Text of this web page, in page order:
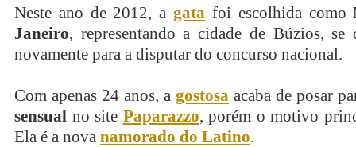
Neste ano de 2012, agata foi escolhida como
Janeiro, representando a cidade de Búzios, se
novamente para a disputar do concurso nacional.
Com apenas 24 anos, a gostosa acaba de posar
sensual no site Paparazzo, porém o motivo
Ela é a nova namorado do Latino.